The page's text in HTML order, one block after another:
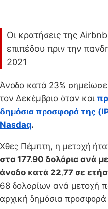
Οι κρατήσεις της
επιπέδου πριν την
2021
Άνοδο κατά 23%
τον Δεκέμβριο όταν και
δημόσια προσφορά της
Nasdaq.
Χθες Πέμπτη, η μετοχή
στα 177.90 δολάρια ανά
άνοδο κατά 22,77 σε
68 δολαρίων ανά μετοχή
αρχική δημόσια προσφορά